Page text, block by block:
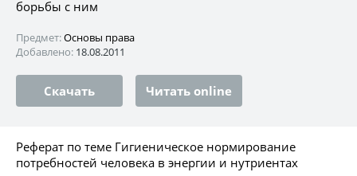
борьбы с ним
Предмет:Основы права
Добавлено: 18.08.2011
Скачать Читать online
Реферат по теме Гигиеническое нормирование
потребностей человека в энергии и нутриентах